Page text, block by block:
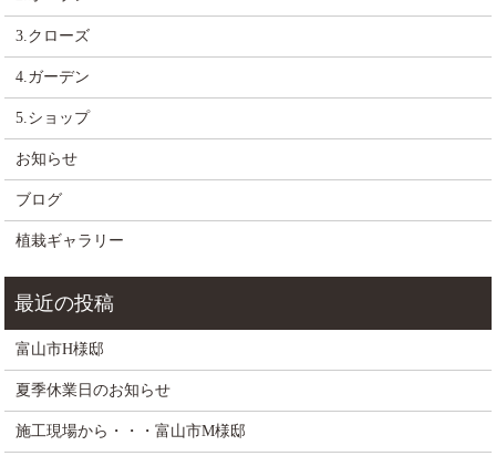
3.クローズ
4.ガーデン
5.ショップ
お知らせ
ブログ
植栽ギャラリー
富山市H様邸
夏季休業日のお知らせ
施工現場から・・・富山市M様邸